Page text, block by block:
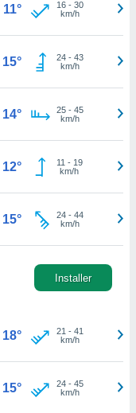
11° 16- 30
km/h
15° 24- 43
km/h
14° 25- 45
km/h
12° 11 - 19
km/h
15° 24- 44
km/h
Installer
18° 21 - 41
km/h
15° 24- 45
km/h